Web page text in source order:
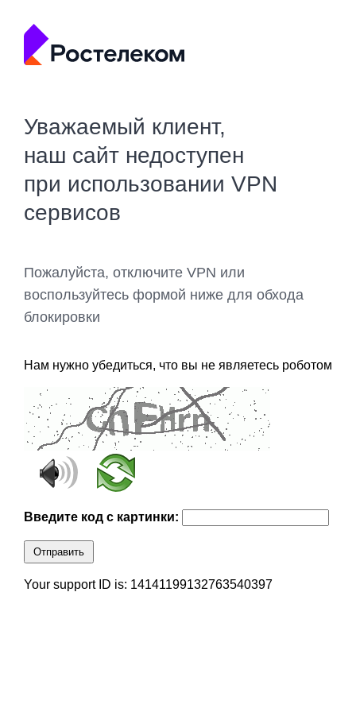
Уважаемый клиент,
наш сайт недоступен
при использовании VPN
сервисов
Пожалуйста, отключите VPN или
воспользуйтесь формой ниже для обхода
блокировки
Нам нужно убедиться, что вы не являетесь роботом
Введите код с картинки:
Отправить
Your support ID is: 14141199132763540397